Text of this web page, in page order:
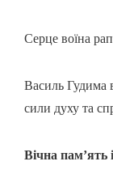
Серце воїна
Василь Гудима
сили духу та
Вічна пам’ять